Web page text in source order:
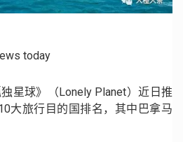
today
星球》（Lonely Planet）近日推
大旅行目的国排名，其中巴拿马